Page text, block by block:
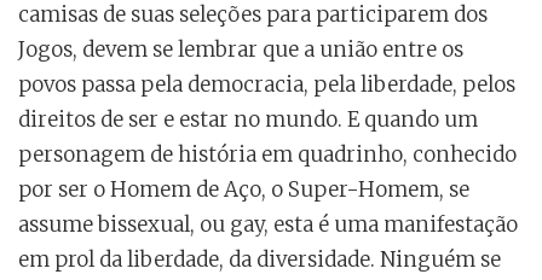
camisas de suas seleções para participarem dos
Jogos, devem se lembrar que a união entre os
povos passa pela democracia, pela liberdade, pelos
direitos de ser e estar no mundo. E quando um
personagem de história em quadrinho, conhecido
por ser o Homem de Aço, o Super-Homem, se
assume bissexual, ou gay, esta é uma manifestação
em prol da liberdade, da diversidade. Ninguém se